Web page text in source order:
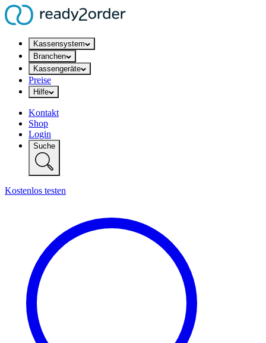
Kassensystem
Branchen
Kassengeräte
Preise
Hilfe
Kontakt
Shop
Login
Suche
Kostenlos testen